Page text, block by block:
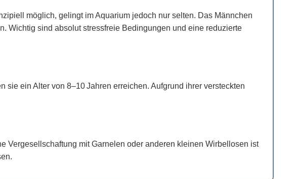
möglich, gelingt im Aquarium jedoch nur selten. Das Männchen
Wichtig sind absolut stressfreie Bedingungen und eine reduzierte
ein Alter von 8–10 Jahren erreichen. Aufgrund ihrer versteckten
Vergesellschaftung mit Garnelen oder anderen kleinen Wirbellosen ist